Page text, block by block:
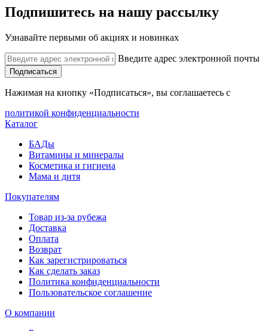
Подпишитесь на нашу рассылку
Узнавайте первыми об акциях и новинках
Введите адрес электронной почты
Подписаться
Нажимая на кнопку «Подписаться», вы соглашаетесь с
политикой конфиденциальности
Каталог
БАДы
Витамины и минералы
Косметика и гигиена
Мама и дитя
Покупателям
Товар из-за рубежа
Доставка
Оплата
Возврат
Как зарегистрироваться
Как сделать заказ
Политика конфиденциальности
Пользовательское соглашение
О компании